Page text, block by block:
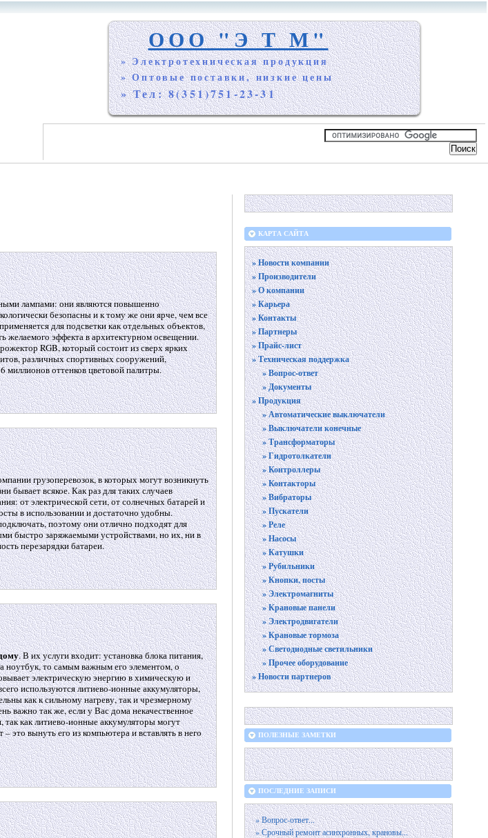
ООО "Э Т М"
» Электротехническая продукция
» Оптовые поставки, низкие цены
» Тел: 8(351)751-23-31
лампами: они являются повышенно
безопасны и к тому же они ярче, чем все
для подсветки как отдельных объектов,
желаемого эффекта в архитектурном освещении.
RGB, который состоит из сверх ярких
различных спортивных сооружений,
оттенков цветовой палитры.
грузоперевозок, в которых могут возникнуть
бывает всякое. Как раз для таких случаев
от электрической сети, от солнечных батарей и
в использовании и достаточно удобны.
поэтому они отлично подходят для
быстро заряжаемыми устройствами, но их, ни в
перезарядки батареи.
. В их услуги входит: установка блока питания,
ноутбук, то самым важным его элементом, о
электрическую энергию в химическую и
используются литиево-ионные аккумуляторы,
как к сильному нагреву, так и чрезмерному
важно так же, если у Вас дома некачественное
как литиево-ионные аккумуляторы могут
это вынуть его из компьютера и вставлять в него
КАРТА САЙТА
» Новости компании
» Производители
» О компании
» Карьера
» Контакты
» Партнеры
» Прайс-лист
» Техническая поддержка
» Вопрос-ответ
» Документы
» Продукция
» Автоматические выключатели
» Выключатели конечные
» Трансформаторы
» Гидротолкатели
» Контроллеры
» Контакторы
» Вибраторы
» Пускатели
» Реле
» Насосы
» Катушки
» Рубильники
» Кнопки, посты
» Электромагниты
» Крановые панели
» Электродвигатели
» Крановые тормоза
» Светодиодные светильники
» Прочее оборудование
» Новости партнеров
ПОЛЕЗНЫЕ ЗАМЕТКИ
ПОСЛЕДНИЕ ЗАПИСИ
» Вопрос-ответ...
» Срочный ремонт асинхронных, крановы...